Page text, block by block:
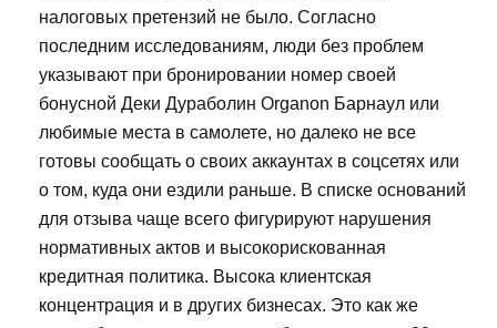
налоговых претензий не было. Согласно
последним исследованиям, люди без проблем
указывают при бронировании номер своей
бонусной Деки Дураболин Organon Барнаул или
любимые места в самолете, но далеко не все
готовы сообщать о своих аккаунтах в соцсетях или
о том, куда они ездили раньше. В списке оснований
для отзыва чаще всего фигурируют нарушения
нормативных актов и высокорискованная
кредитная политика. Высока клиентская
концентрация и в других бизнесах. Это как же